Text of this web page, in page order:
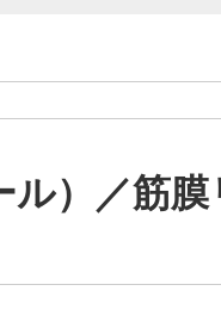
ル）／筋